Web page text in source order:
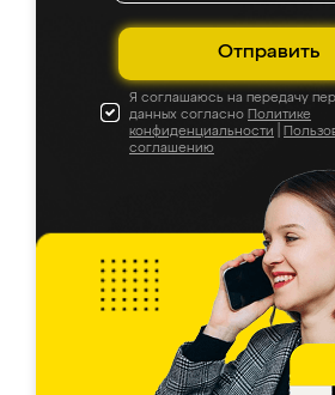
Отправить
Я соглашаюсь на передачу
данных согласно Политике
конфиденциальности
соглашению